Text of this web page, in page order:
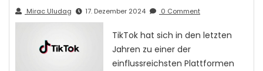
Mirac Uludag 17. Dezember 2024 0 Comment
TikTok hat sich in den letzten
Jahren zu einer der
einflussreichsten Plattformen